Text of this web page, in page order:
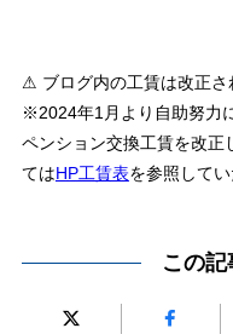
⚠ ブログ内の工賃は改正さ
※2024年1月より自助努力
ペンション交換工賃を改正
てはHP工賃表を参照して
この